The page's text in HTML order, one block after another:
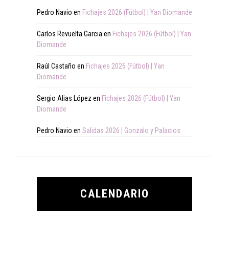
Pedro Navio en Fichajes 2026 (Fútbol) | Yan Diomande
Carlos Revuelta Garcia en Fichajes 2026 (Fútbol) | Yan
Diomande
Raúl Castaño en Fichajes 2026 (Fútbol) | Yan
Diomande
Sergio Alias López en Fichajes 2026 (Fútbol) | Yan
Diomande
Pedro Navio en Salidas 2026 | Gonzalo y Palacios
CALENDARIO